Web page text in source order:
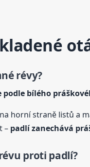
révy?
bílého
horní straně listů a
– padlí zanechává
proti padlí?